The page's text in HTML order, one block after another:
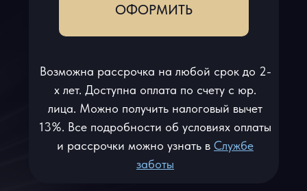
Возможна рассрочка на любой срок до 2-
х лет. Доступна оплата по счету с юр.
лица. Можно получить налоговый вычет
13%. Все подробности об условиях оплаты
и рассрочки можно узнать в Службе
заботы
ОФОРМИТЬ